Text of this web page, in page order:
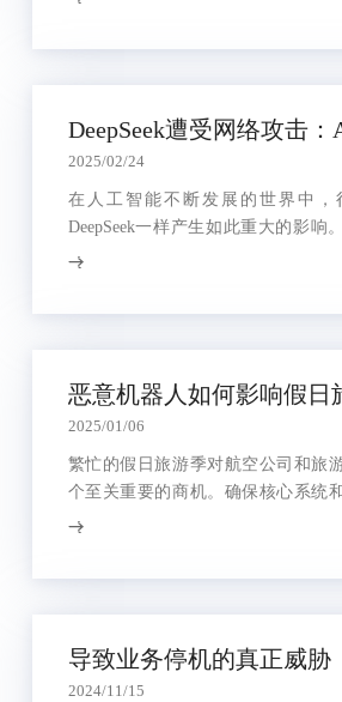
2025/02/24
在人工智能不断发展的世界中，
DeepSeek一样产生如此重大的影响
展而闻名的DeepSeek，最近却因另
恶意机器人如何影响假日
2025/01/06
繁忙的假日旅游季对航空公司和旅
个至关重要的商机。确保核心系统
运行，对于提供平稳的客户体验、
导致业务停机的真正威胁
2024/11/15